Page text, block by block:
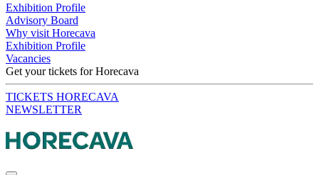
Exhibition Profile
Advisory Board
Why visit Horecava
Exhibition Profile
Vacancies
Get your tickets for Horecava
TICKETS HORECAVA
NEWSLETTER